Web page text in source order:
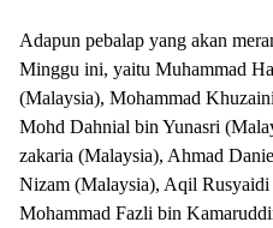
Adapun pebalap yang akan
Minggu ini, yaitu Muhammad
(Malaysia), Mohammad
Mohd Dahnial bin Yunasri
zakaria (Malaysia), Ahmad
Nizam (Malaysia), Aqil Rusyaidi
Mohammad Fazli bin